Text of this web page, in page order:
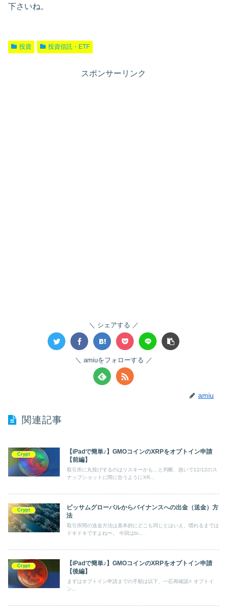
下さいね。
投資 投資信託・ETF
スポンサーリンク
シェアする
amiuをフォローする
amiu
関連記事
Crypt
【iPadで簡単♪】GMOコインのXRPをオプトイン申請
【前編】
取引所に丸投げするのはリスキーかも…と判断、急いで12/12のス
ナップショットに間に合うようにXR...
Crypt
ビッサムグローバルからバイナンスへの出金（送金）方
法
取引所間の送金方法は基本的にどこも同じとはいえ、慣れるまでは
ドキドキですよね〜。 今回はbi...
Crypt
【iPadで簡単♪】GMOコインのXRPをオプトイン申請
【後編】
まずはオプトイン申請までの手順は以下、一応再確認⭐️ オプトイ
ン...